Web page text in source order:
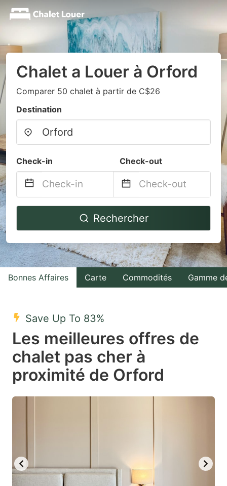
Chalet a Louer à Orford
Comparer 50 chalet à partir de C$26
Destination
Check-in Check-out
Navigate
to
interact
with
the
select
date.
Press
the
Navigate
backward
to
interact
with
the
a
date.
Press
the
Rechercher
Bonnes Affaires Carte Commodités Gamme
Save Up To 83%
Les meilleures offres de
chalet pas cher à
proximité de Orford